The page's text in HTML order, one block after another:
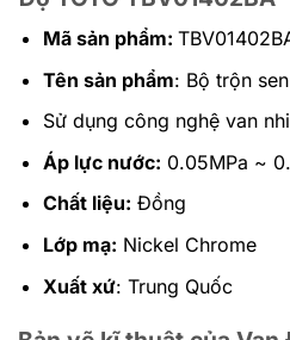
Mã sản phẩm:
Tên sản phẩm: Bộ trộn
Sử dụng công nghệ van
Áp lực nước: 0.05MPa ~
Chất liệu: Đồng
Lớp mạ: Nickel Chrome
Xuất xứ: Trung Quốc